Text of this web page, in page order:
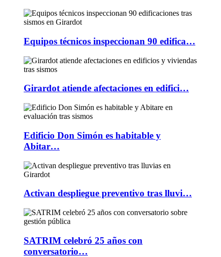
Equipos técnicos inspeccionan 90 edifica…
Girardot atiende afectaciones en edifici…
Edificio Don Simón es habitable y
Abitar…
Activan despliegue preventivo tras lluvi…
SATRIM celebró 25 años con
conversatorio…